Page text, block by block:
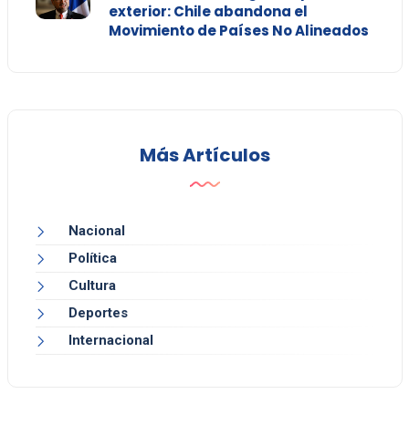
exterior: Chile abandona el
Movimiento de Países No Alineados
Más Artículos
Nacional
Política
Cultura
Deportes
Internacional